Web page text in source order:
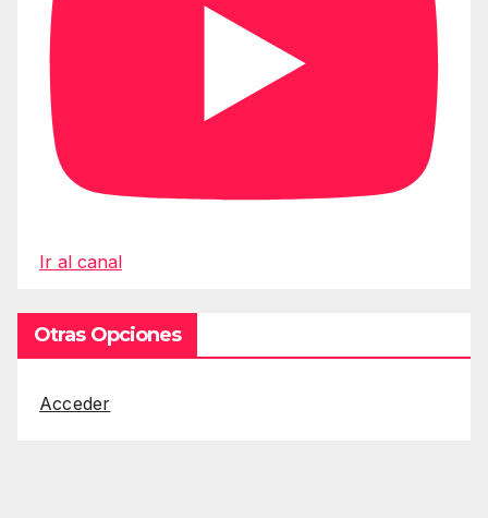
Ir al canal
Otras Opciones
Acceder